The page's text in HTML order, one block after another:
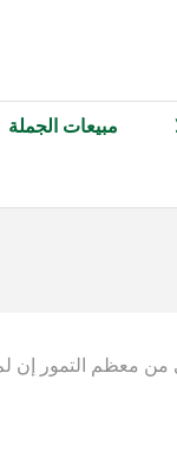
مبيعات الجملة
من معظم التمور إن